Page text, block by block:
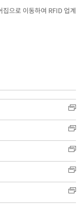
으로 이동하여 RFID 업계